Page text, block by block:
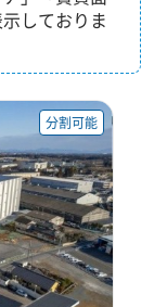
しておりま
分割可能